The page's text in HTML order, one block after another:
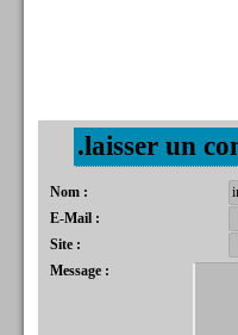
.laisser un
Nom :
E-Mail :
Site :
Message :